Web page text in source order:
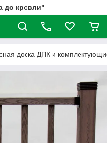
до кровли"
доска ДПК и